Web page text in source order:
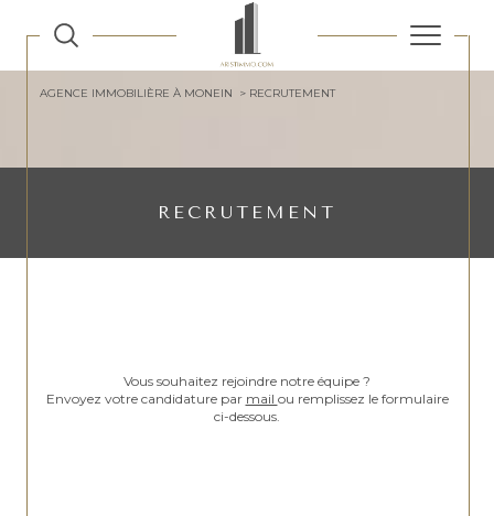
AGENCE IMMOBILIÈRE À MONEIN RECRUTEMENT
RECRUTEMENT
Vous souhaitez rejoindre notre équipe ?
Envoyez votre candidature par mail ou remplissez le formulaire
ci-dessous.